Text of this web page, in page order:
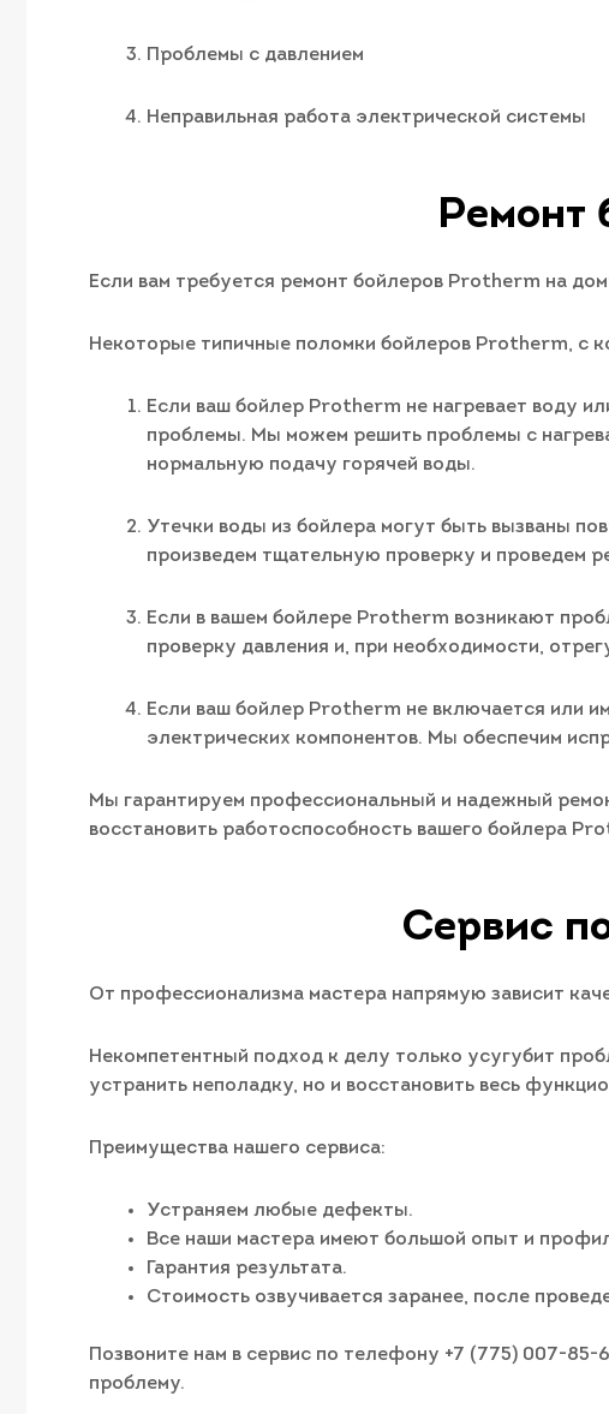
Проблемы с давлением
Неправильная работа электрической системы
Ремонт
Если вам требуется ремонт бойлеров Protherm на
Некоторые типичные поломки бойлеров Protherm, с
Если ваш бойлер Protherm не нагревает воду
проблемы. Мы можем решить проблемы с
нормальную подачу горячей воды.
Утечки воды из бойлера могут быть вызваны
произведем тщательную проверку и проведем
Если в вашем бойлере Protherm возникают
проверку давления и, при необходимости,
Если ваш бойлер Protherm не включается или
электрических компонентов. Мы обеспечим
Мы гарантируем профессиональный и надежный
восстановить работоспособность вашего бойлера
Сервис
От профессионализма мастера напрямую зависит
Некомпетентный подход к делу только усугубит
устранить неполадку, но и восстановить весь
Преимущества нашего сервиса:
Устраняем любые дефекты.
Все наши мастера имеют большой опыт и
Гарантия результата.
Стоимость озвучивается заранее, после
Позвоните нам в сервис по телефону +7 (775) 007-
проблему.